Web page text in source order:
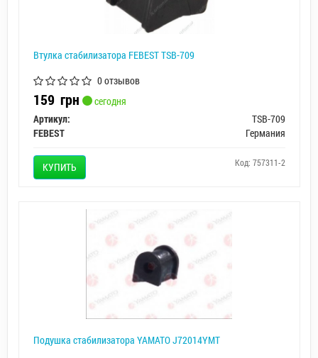
Втулка стабилизатора FEBEST TSB-709
0 отзывов
159 грн
сегодня
Артикул:
TSB-709
FEBEST
Германия
КУПИТЬ Код: 757311-2
Подушка стабилизатора YAMATO J72014YMT